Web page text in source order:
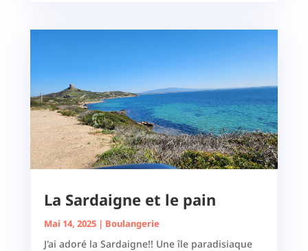
La Sardaigne et le pain
Mai 14, 2025| Boulangerie
J'ai adoré la Sardaigne!! Une île paradisiaque